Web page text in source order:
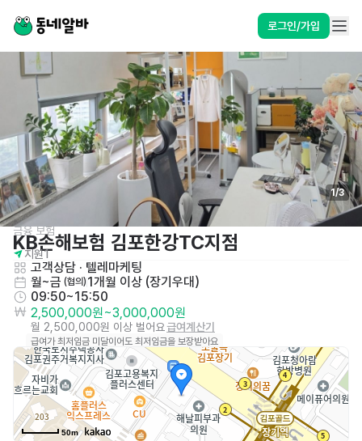
로그인/가입
1/3
금융 보험
KB손해보험 김포한강TC지점
지원1
고객상담 · 텔레마케팅
월~금 (협의) 1개월 이상 (장기우대)
09:50~15:50
2,500,000원~3,000,000원
월 2,500,000원 이상 벌어요급여계산기
급여가 최저임금 미달이어도 최저임금을 보장받아요
50m